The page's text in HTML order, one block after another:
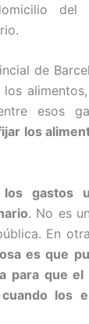
del
de
esos
los
los gastos
. No es
En
es que
para que
los